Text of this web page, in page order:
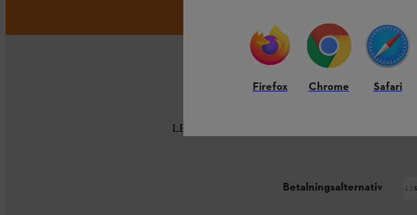
LEVERANS HEM TILL DIG
Betalningsalternativ
Firefox Chrome Safari